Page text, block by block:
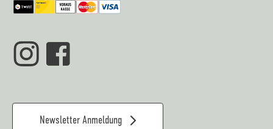
Newsletter Anmeldung